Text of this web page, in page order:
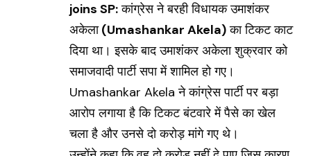
joins SP:कांग्रेस ने बरही विधायक उमाशंकर
अकेला(Umashankar Akela)का टिकट काट
दिया था। इसके बाद उमाशंकर अकेला शुक्रवार को
समाजवादी पार्टी सपा में शामिल हो गए।
Umashankar Akela ने कांग्रेस पार्टी पर बड़ा
आरोप लगाया है कि टिकट बंटवारे में पैसे का खेल
चला है और उनसे दो करोड़ मांगे गए थे।